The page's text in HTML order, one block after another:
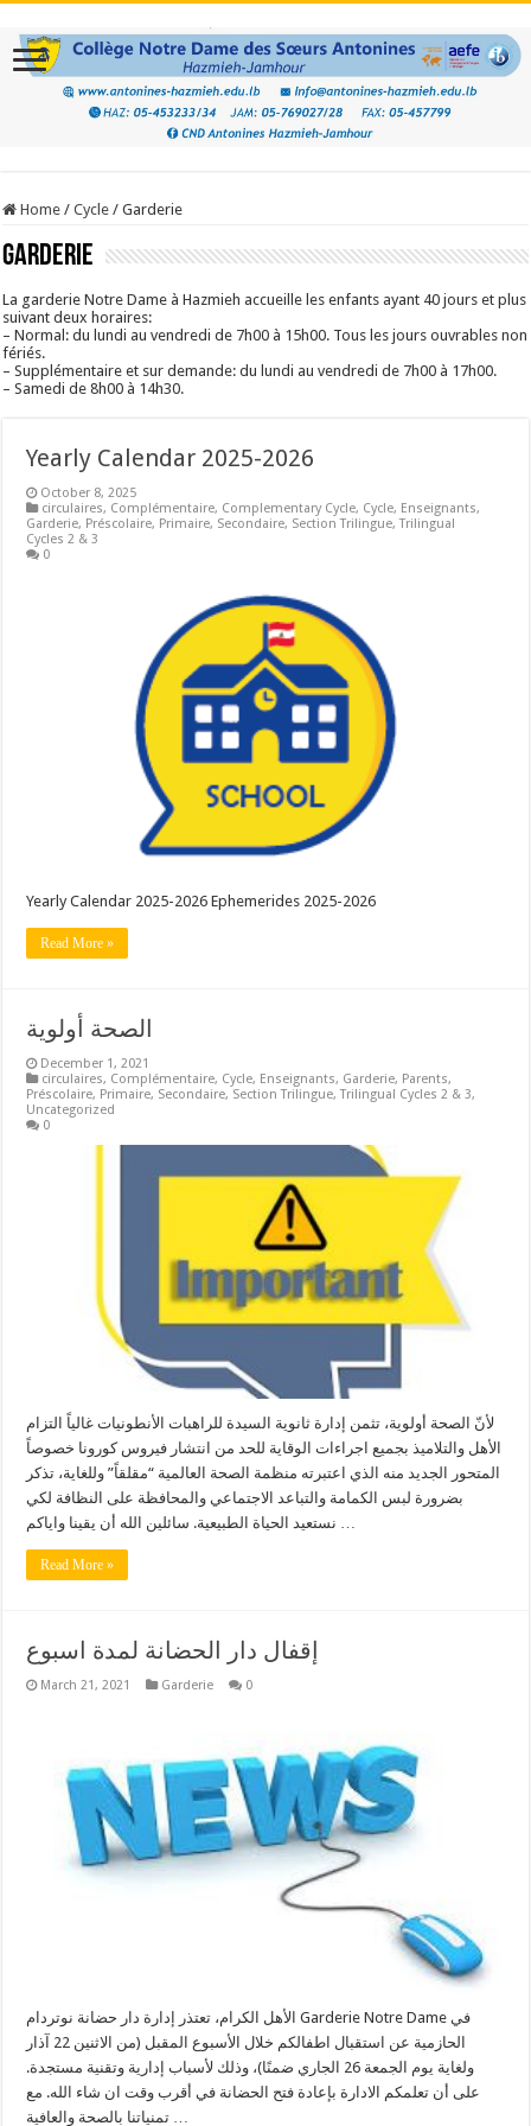
Home / Cycle / Garderie
Garderie
La garderie Notre Dame à Hazmieh accueille les enfants ayant 40 jours et plus
suivant deux horaires:
– Normal: du lundi au vendredi de 7h00 à 15h00. Tous les jours ouvrables non
fériés.
– Supplémentaire et sur demande: du lundi au vendredi de 7h00 à 17h00.
– Samedi de 8h00 à 14h30.
Yearly Calendar 2025-2026
October 8, 2025
circulaires, Complémentaire, Complementary Cycle, Cycle, Enseignants,
Garderie, Préscolaire, Primaire, Secondaire, Section Trilingue,Trilingual
Cycles 2 & 3
0
Yearly Calendar 2025-2026 Ephemerides 2025-2026
Read More »
الصحة أولوية
December 1, 2021
circulaires, Complémentaire, Cycle, Enseignants, Garderie, Parents,
Préscolaire, Primaire, Secondaire, Section Trilingue,Trilingual Cycles 2 & 3,
Uncategorized
0
لأنّ الصحة أولوية، تثمن إدارة ثانوية السيدة للراهبات الأنطونيات غالياً التزام
الأهل والتلاميذ بجميع اجراءات الوقاية للحد من انتشار فيروس كورونا خصوصاً
المتحور الجديد منه الذي اعتبرته منظمة الصحة العالمية “مقلقاً” وللغاية، تذكر
بضرورة لبس الكمامة والتباعد الاجتماعي والمحافظة على النظافة لكي
نستعيد الحياة الطبيعية. سائلين الله أن يقينا واياكم …
Read More »
إقفال دار الحضانة لمدة اسبوع
March 21, 2021 Garderie 0
الأهل الكرام، تعتذر إدارة دار حضانة نوتردام Garderie Notre Dame في
الحازمية عن استقبال اطفالكم خلال الأسبوع المقبل (من الاثنين 22 آذار
ولغاية يوم الجمعة 26 الجاري ضمنًا)، وذلك لأسباب إدارية وتقنية مستجدة.
على أن تعلمكم الادارة بإعادة فتح الحضانة في أقرب وقت ان شاء الله. مع